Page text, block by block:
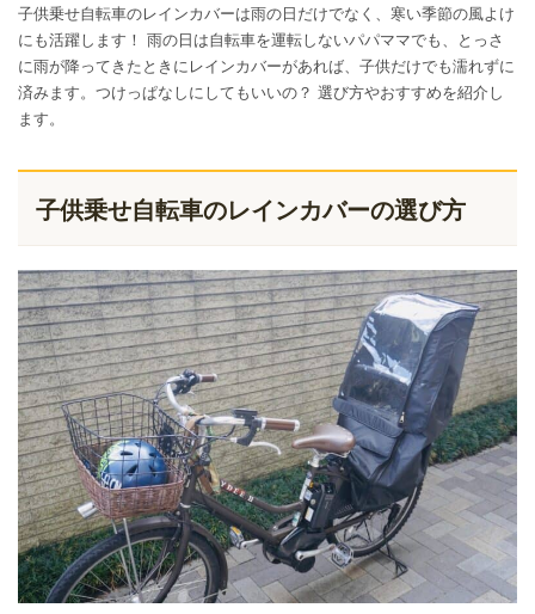
子供乗せ自転車のレインカバーは雨の日だけでなく、寒い季節の風よけ
にも活躍します！ 雨の日は自転車を運転しないパパママでも、とっさ
に雨が降ってきたときにレインカバーがあれば、子供だけでも濡れずに
済みます。つけっぱなしにしてもいいの？ 選び方やおすすめを紹介し
ます。
子供乗せ自転車のレインカバーの選び方